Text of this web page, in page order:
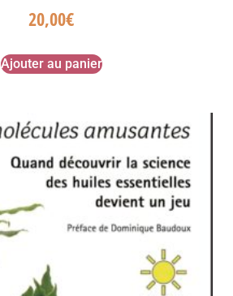
20,00€
Ajouter au panier